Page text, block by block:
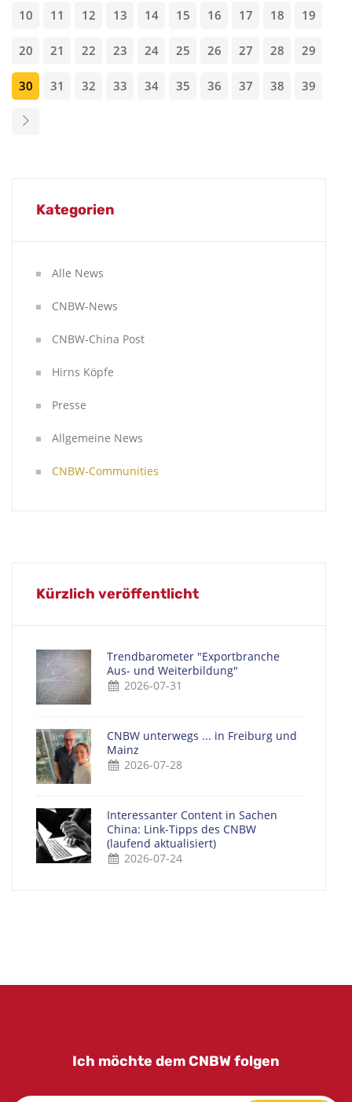
10 11 12 13 14 15 16 17 18 19
20 21 22 23 24 25 26 27 28 29
30 31 32 33 34 35 36 37 38 39
Kategorien
Alle News
CNBW-News
CNBW-China Post
Hirns Köpfe
Presse
Allgemeine News
CNBW-Communities
Kürzlich veröffentlicht
Trendbarometer "Exportbranche
Aus- und Weiterbildung"
2026-07-31
CNBW unterwegs ... in Freiburg und
Mainz
2026-07-28
Interessanter Content in Sachen
China: Link-Tipps des CNBW
(laufend aktualisiert)
2026-07-24
Ich möchte dem CNBW folgen